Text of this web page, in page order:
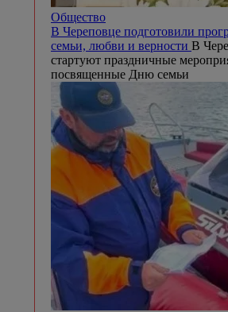
Общество
В Череповце подготовили
семьи, любви и верности В
стартуют праздничные
посвященные Дню семьи